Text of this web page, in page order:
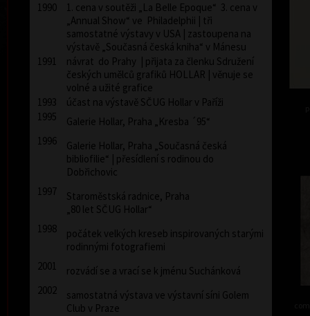
1990
1. cena v soutěži „La Belle Epoque“ 3. cena v
„Annual Show“ ve Philadelphii | tři
samostatné výstavy v USA | zastoupena na
výstavě „Současná česká kniha“ v Mánesu
1991
návrat do Prahy | přijata za členku Sdružení
českých umělců grafiků HOLLAR | věnuje se
volné a užité grafice
1993
účast na výstavě SČUG Hollar v Paříži
1995
Galerie Hollar, Praha „Kresba ´95“
1996
Galerie Hollar, Praha „Současná česká
bibliofilie“ | přesídlení s rodinou do
Dobřichovic
1997
Staroměstská radnice, Praha
„80 let SČUG Hollar“
1998
počátek velkých kreseb inspirovaných starými
rodinnými fotografiemi
2001
rozvádí se a vrací se k jménu Suchánková
2002
samostatná výstava ve výstavní síni Golem
Club v Praze